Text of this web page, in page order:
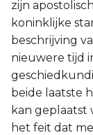
zijn
koninklijke
beschrijving
nieuwere tijd
beide laatste
kan geplaatst
het feit dat